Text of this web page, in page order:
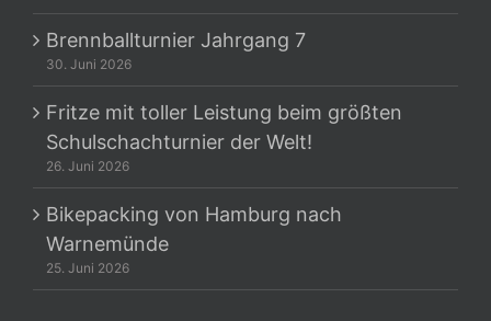
Brennballturnier Jahrgang 7
30. Juni 2026
Fritze mit toller Leistung beim größten
Schulschachturnier der Welt!
26. Juni 2026
Bikepacking von Hamburg nach
Warnemünde
25. Juni 2026